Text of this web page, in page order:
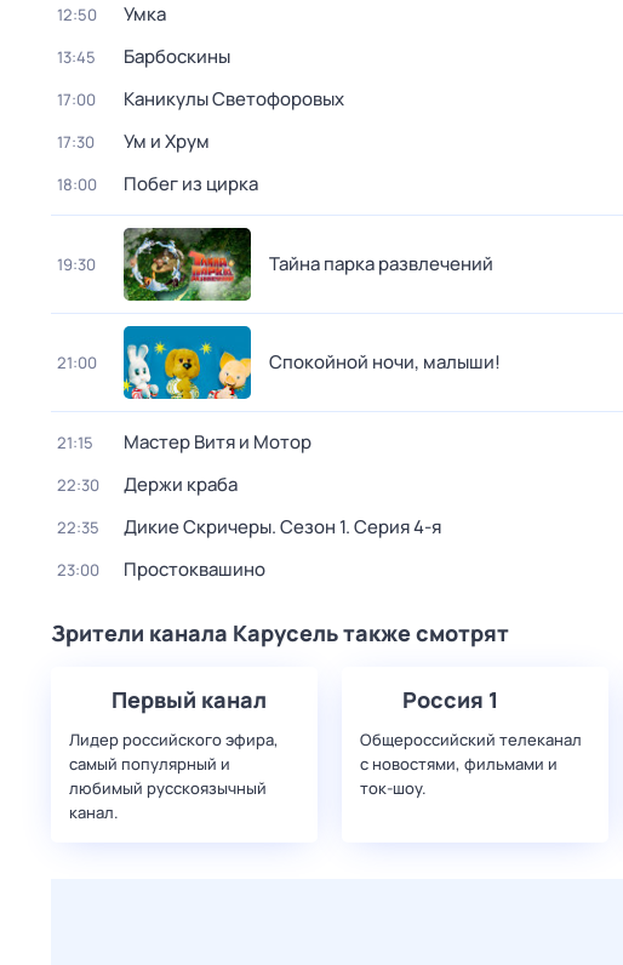
12:50 Умка
13:45 Барбоскины
17:00 Каникулы Светофоровых
17:30 Ум и Хрум
18:00 Побег из цирка
19:30 Тайна парка развлечений
21:00 Спокойной ночи, малыши!
21:15 Мастер Витя и Мотор
22:30 Держи краба
22:35 Дикие Скричеры. Сезон 1. Серия 4-я
23:00 Простоквашино
Зрители канала Карусель также смотрят
Первый канал
Лидер российского эфира,
самый популярный и
любимый русскоязычный
канал.
Россия 1
Общероссийский телеканал
с новостями, фильмами и
ток-шоу.